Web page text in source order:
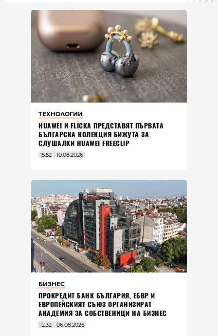
ТЕХНОЛОГИИ
HUAWEI И FLICKA ПРЕДСТАВЯТ ПЪРВАТА
БЪЛГАРСКА КОЛЕКЦИЯ БИЖУТА ЗА
СЛУШАЛКИ HUAWEI FREECLIP
15:52 - 10.08.2026
БИЗНЕС
ПРОКРЕДИТ БАНК БЪЛГАРИЯ, ЕБВР И
ЕВРОПЕЙСКИЯТ СЪЮЗ ОРГАНИЗИРАТ
АКАДЕМИЯ ЗА СОБСТВЕНИЦИ НА БИЗНЕС
12:32 - 06.08.2026